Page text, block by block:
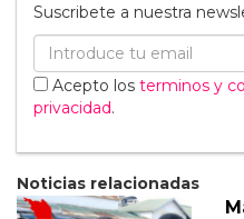
Suscribete a nuestra
Acepto los terminos y
privacidad.
Noticias relacionadas